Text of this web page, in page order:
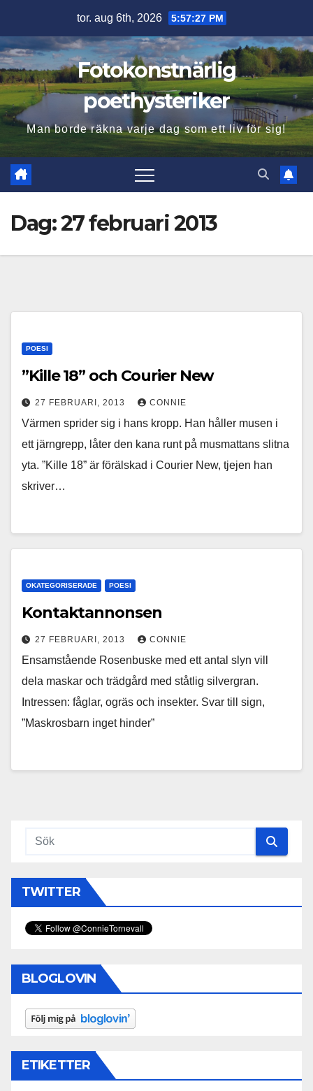
innehåll
tor. aug 6th, 2026 5:57:28 PM
Fotokonstnärlig
poethysteriker
Man borde räkna varje dag som ett liv för sig!
Dag:27 februari 2013
POESI
”Kille 18” och Courier New
27 FEBRUARI, 2013 CONNIE
Värmen sprider sig i hans kropp. Han håller musen i
ett järngrepp, låter den kana runt på musmattans slitna
yta. ”Kille 18” är förälskad i Courier New, tjejen han
skriver…
OKATEGORISERADE POESI
Kontaktannonsen
27 FEBRUARI, 2013 CONNIE
Ensamstående Rosenbuske med ett antal slyn vill
dela maskar och trädgård med ståtlig silvergran.
Intressen: fåglar, ogräs och insekter. Svar till sign,
”Maskrosbarn inget hinder”
TWITTER
BLOGLOVIN
ETIKETTER